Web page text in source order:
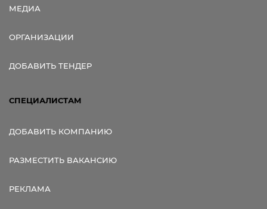
МЕДИА
ОРГАНИЗАЦИИ
ДОБАВИТЬ ТЕНДЕР
СПЕЦИАЛИСТАМ
ДОБАВИТЬ КОМПАНИЮ
РАЗМЕСТИТЬ ВАКАНСИЮ
РЕКЛАМА